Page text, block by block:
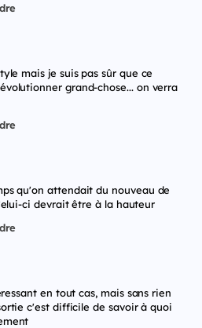
mais je suis pas sûr que ce
grand-chose... on verra
qu'on attendait du nouveau de
ci devrait être à la hauteur
en tout cas, mais sans rien
c'est difficile de savoir à quoi